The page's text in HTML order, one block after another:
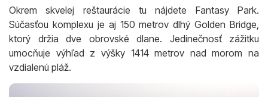
Okrem skvelej reštaurácie tu nájdete Fantasy Park.
Súčasťou komplexu je aj 150 metrov dlhý Golden Bridge,
ktorý držia dve obrovské dlane. Jedinečnosť zážitku
umocňuje výhľad z výšky 1414 metrov nad morom na
vzdialenú pláž.